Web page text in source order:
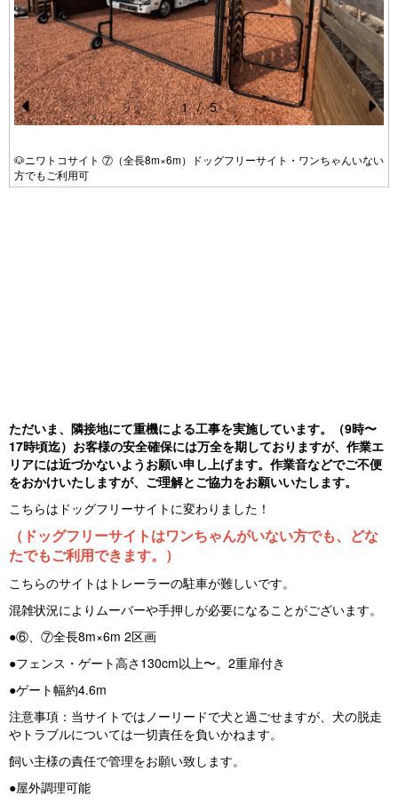
Pr
e
vi
🐶ニワトコサイト ⑦（全長8m×6m）ドッグフリーサイト・ワンちゃんいない
方でもご利用可
N
e
xt
1 / 5
ただいま、隣接地にて重機による工事を実施しています。（9時〜
17時頃迄）お客様の安全確保には万全を期しておりますが、作業エ
リアには近づかないようお願い申し上げます。作業音などでご不便
をおかけいたしますが、ご理解とご協力をお願いいたします。
こちらはドッグフリーサイトに変わりました！
（ドッグフリーサイトはワンちゃんがいない方でも、どな
たでもご利用できます。）
こちらのサイトはトレーラーの駐車が難しいです。
混雑状況によりムーバーや手押しが必要になることがございます。
●⑥、⑦全長8m×6m 2区画
●フェンス・ゲート高さ130cm以上〜。2重扉付き
●ゲート幅約4.6m
注意事項：当サイトではノーリードで犬と過ごせますが、犬の脱走
やトラブルについては一切責任を負いかねます。
飼い主様の責任で管理をお願い致します。
●屋外調理可能